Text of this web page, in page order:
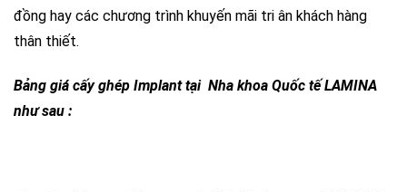
đồng hay các chương trình khuyến mãi tri ân khách hàng
thân thiết.
Bảng giá cấy ghép Implant tại Nha khoa Quốc tế LAMINA
như sau :